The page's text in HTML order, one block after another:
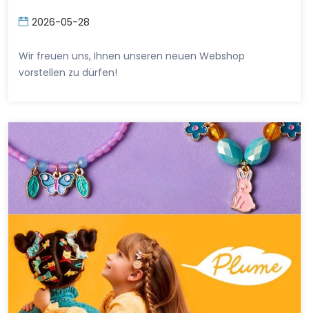
2026-05-28
Wir freuen uns, Ihnen unseren neuen Webshop
vorstellen zu dürfen!